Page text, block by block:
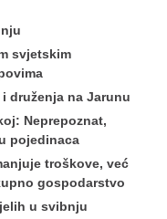
svjetskim
druženja na Jarunu
Neprepoznat,
pojedinaca
troškove, već
gospodarstvo
u svibnju